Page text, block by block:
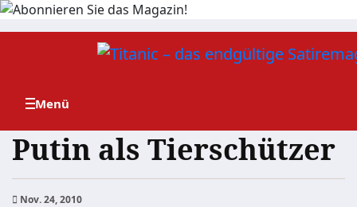
Zum
Putin als Tierschützer
Nov. 24, 2010